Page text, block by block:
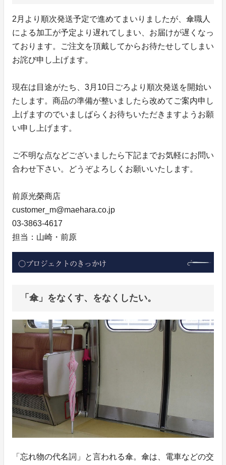
2月より順次発送予定で進めてまいりましたが、傘職人
による加工が予定より遅れてしまい、お届けが遅くなっ
ております。ご注文を頂戴してからお待たせしてしまい
お詫び申し上げます。
現在は目途がたち、3月10日ごろより順次発送を開始い
たします。商品の準備が整いましたら改めてご案内申し
上げますのでいましばらくお待ちいただきますようお願
い申し上げます。
ご不明な点などございましたら下記までお気軽にお問い
合わせ下さい。どうぞよろしくお願いいたします。
前原光榮商店
customer_m@maehara.co.jp
03-3863-4617
担当：山崎・前原
「傘」をなくす、をなくしたい。
「忘れ物の代名詞」と言われる傘。傘は、電車などの交